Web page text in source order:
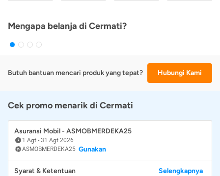
Mengapa belanja di Cermati?
Butuh bantuan mencari produk yang tepat? Hubungi Kami
Cek promo menarik di Cermati
Asuransi Mobil - ASMOBMERDEKA25
1 Agt - 31 Agt 2026
ASMOBMERDEKA25 Gunakan
Syarat & Ketentuan Selengkapnya